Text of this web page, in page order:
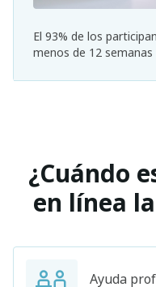
El 93% de los
menos de 12 semanas
¿Cuándo
en línea
Ayuda